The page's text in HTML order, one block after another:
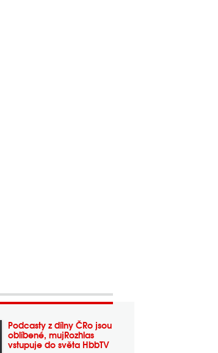
Podcasty z dílny ČRo jsou
oblíbené, mujRozhlas
vstupuje do světa HbbTV